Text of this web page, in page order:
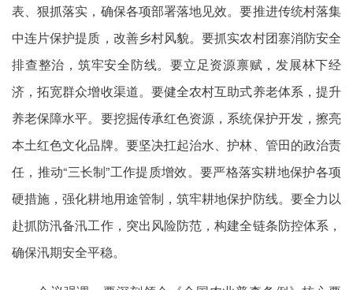
表、狠抓落实，确保各项部署落地见效。要推进传统村落集
中连片保护提质，改善乡村风貌。要抓实农村团寨消防安全
排查整治，筑牢安全防线。要立足资源禀赋，发展林下经
济，拓宽群众增收渠道。要健全农村互助式养老体系，提升
养老保障水平。要挖掘传承红色资源，系统保护开发，擦亮
本土红色文化品牌。要坚决扛起治水、护林、管田的政治责
任，推动“三长制”工作提质增效。要严格落实耕地保护各项
硬措施，强化耕地用途管制，筑牢耕地保护防线。要全力以
赴抓防汛备汛工作，突出风险防范，构建全链条防控体系，
确保汛期安全平稳。